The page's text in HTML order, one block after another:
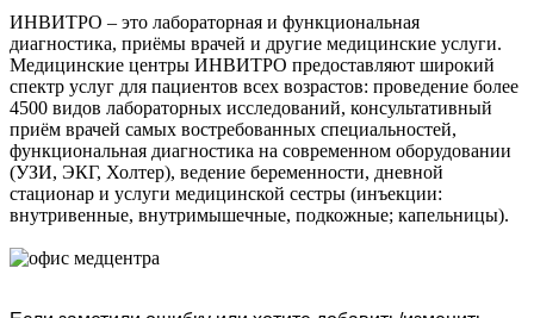
ИНВИТРО – это лабораторная и функциональная
диагностика, приёмы врачей и другие медицинские услуги.
Медицинские центры ИНВИТРО предоставляют широкий
спектр услуг для пациентов всех возрастов: проведение более
4500 видов лабораторных исследований, консультативный
приём врачей самых востребованных специальностей,
функциональная диагностика на современном оборудовании
(УЗИ, ЭКГ, Холтер), ведение беременности, дневной
стационар и услуги медицинской сестры (инъекции:
внутривенные, внутримышечные, подкожные; капельницы).